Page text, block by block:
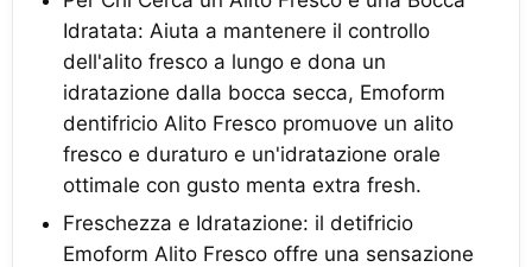
Idratata: Aiuta a mantenere il controllo
dell'alito fresco a lungo e dona un
idratazione dalla bocca secca, Emoform
dentifricio Alito Fresco promuove un alito
fresco e duraturo e un'idratazione orale
ottimale con gusto menta extra fresh.
Freschezza e Idratazione: il detifricio
Emoform Alito Fresco offre una sensazione